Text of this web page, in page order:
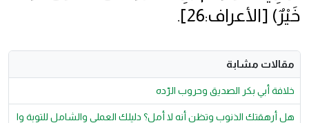
خَيْرٌ) [الأعراف:26].
مقالات مشابة
خلافة أبي بكر الصديق وحروب الرّده
هل أرهقتك الذنوب وتظن أنه لا أمل؟ دليلك العملي والشامل للتوبة وا